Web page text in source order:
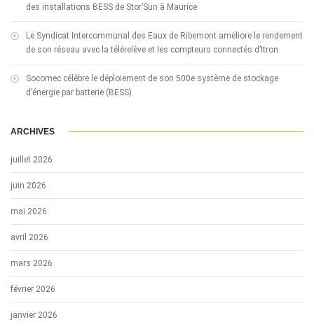
des installations BESS de Stor’Sun à Maurice
Le Syndicat Intercommunal des Eaux de Ribemont améliore le rendement
de son réseau avec la télérelève et les compteurs connectés d’Itron
Socomec célèbre le déploiement de son 500e système de stockage
d’énergie par batterie (BESS)
ARCHIVES
juillet 2026
juin 2026
mai 2026
avril 2026
mars 2026
février 2026
janvier 2026